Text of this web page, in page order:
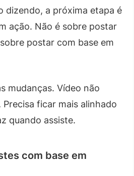
dizendo, a próxima etapa é
ação. Não é sobre postar
postar com base em
mudanças. Vídeo não
ficar mais alinhado
quando assiste.
com base em